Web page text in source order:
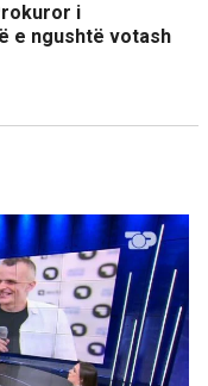
i
e ngushtë votash